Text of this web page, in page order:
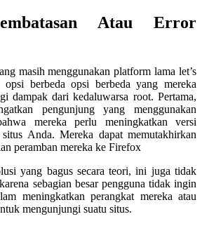
Atau Error
masih menggunakan platform lama let’s
berbeda opsi berbeda yang mereka
dampak dari kedaluwarsa root. Pertama,
pengunjung yang menggunakan
mereka perlu meningkatkan versi
Anda. Mereka dapat memutakhirkan
peramban mereka ke Firefox
yang bagus secara teori, ini juga tidak
sebagian besar pengguna tidak ingin
meningkatkan perangkat mereka atau
mengunjungi suatu situs.